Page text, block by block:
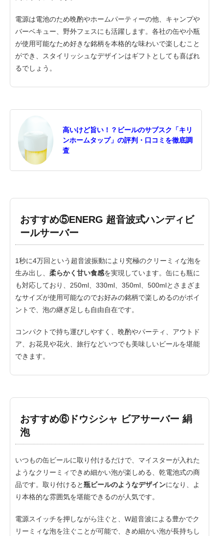
電源は電池のため晩酌やホームパーティーの他、キャンプや
バーベキュー、野外フェスにも活躍します。各社の缶や小瓶
が使用可能なため好きな銘柄を本格的な味わいで楽しむこと
ができ、スタイリッシュなデザインはギフトとしても喜ばれ
るでしょう。
高いけど旨い！？ビールのサブスク「キリ
ンホームタップ」の評判・口コミを徹底調
査
おすすめ⑤ENERG 超音波式ハンディビ
ールサーバー
1秒に4万回という超音波振動により究極のクリーミィな泡を
生み出し、 柔らかく甘い食感を実現しています。缶にも瓶に
も対応しており、250ml、330ml、350ml、500mlとさまざま
なサイズが使用可能なのでお好みの銘柄で楽しめるのがポイ
ントで、泡の継ぎ足しも自由自在です。
コンパクトで持ち運びしやすく、晩酌やパーティ、アウトド
ア、お花見や花火、旅行などいつでも美味しいビールを堪能
できます。
おすすめ⑥ドウシシャ ビアサーバー 絹
泡
いつもの缶ビールに取り付けるだけで、マイスターが入れた
ようなクリーミィできめ細かい泡が楽しめる、乾電池式の商
品です。取り付けると瓶ビールのようなデザインになり、よ
り本格的な雰囲気を堪能できるのが人気です。
電源スイッチを押しながら注ぐと、W超音波による豊かでク
リーミィな泡を注ぐことが可能で、きめ細かい泡が長持ちし